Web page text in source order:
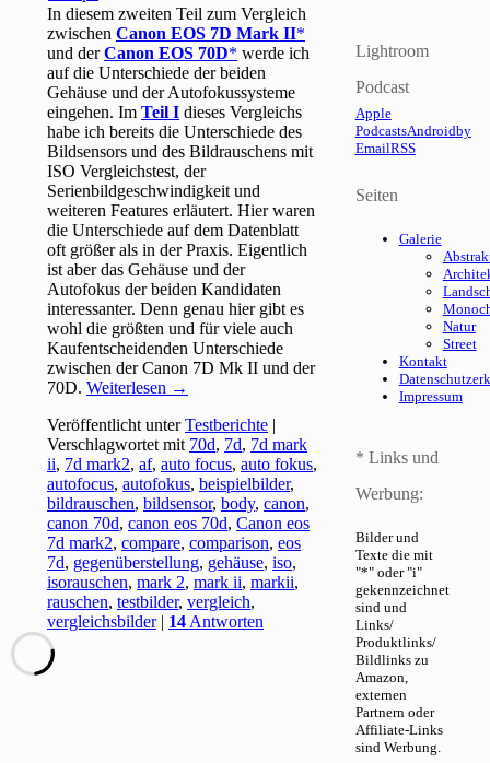
In diesem zweiten Teil zum Vergleich
zwischenCanon EOS 7D Mark II
und derCanon EOS 70D
werde ich
auf die Unterschiede der beiden
Gehäuse und der Autofokussysteme
eingehen. ImTeil I dieses Vergleichs
habe ich bereits die Unterschiede des
Bildsensors und des Bildrauschens mit
ISO Vergleichstest, der
Serienbildgeschwindigkeit und
weiteren Features erläutert. Hier waren
die Unterschiede auf dem Datenblatt
oft größer als in der Praxis. Eigentlich
ist aber das Gehäuse und der
Autofokus der beiden Kandidaten
interessanter. Denn genau hier gibt es
wohl die größten und für viele auch
Kaufentscheidenden Unterschiede
zwischen der Canon 7D Mk II und der
70D.Weiterlesen →
Veröffentlicht unter Testberichte |
Verschlagwortet mit 70d, 7d, 7d mark
ii, 7d mark2,af,auto focus,auto fokus,
autofocus,autofokus,beispielbilder,
bildrauschen,bildsensor,body,canon,
canon 70d,canon eos 70d,Canon eos
7d mark2,compare,comparison,eos
7d, gegenüberstellung, gehäuse,iso,
isorauschen,mark 2,mark ii,markii,
rauschen,testbilder,vergleich,
vergleichsbilder | 14 Antworten
Lightroom
Podcast
Apple
PodcastsAndroidby
EmailRSS
Seiten
Galerie
Natur
Street
Kontakt
Impressum
* Links und
Werbung:
Bilder und
Texte die mit
"*" oder "i"
gekennzeichnet
sind und
Links/
Produktlinks/
Bildlinks zu
Amazon,
externen
Partnern oder
Affiliate-Links
sind Werbung.